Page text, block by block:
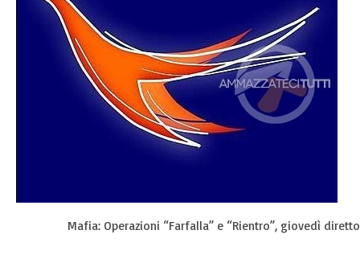
Mafia: Operazioni “Farfalla” e “Rientro”, giovedì